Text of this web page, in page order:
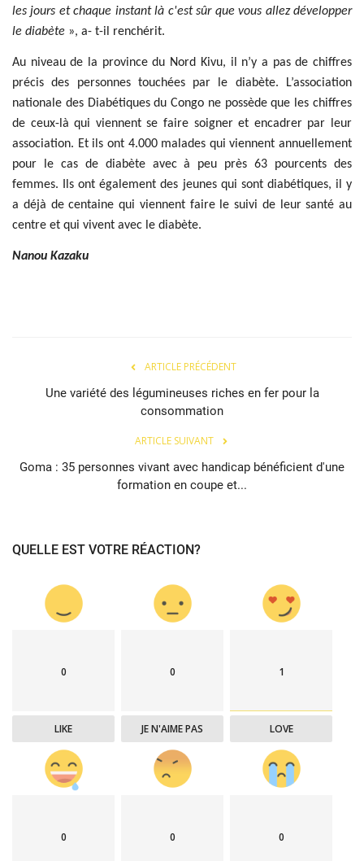
les jours et chaque instant là c'est sûr que vous allez développer
le diabète », a- t-il renchérit.
Au niveau de la province du Nord Kivu, il n’y a pas de chiffres
précis des personnes touchées par le diabète. L’association
nationale des Diabétiques du Congo ne possède que les chiffres
de ceux-là qui viennent se faire soigner et encadrer par leur
association. Et ils ont 4.000 malades qui viennent annuellement
pour le cas de diabète avec à peu près 63 pourcents des
femmes. Ils ont également des jeunes qui sont diabétiques, il y
a déjà de centaine qui viennent faire le suivi de leur santé au
centre et qui vivent avec le diabète.
Nanou Kazaku
ARTICLE PRÉCÉDENT
Une variété des légumineuses riches en fer pour la
consommation
ARTICLE SUIVANT
Goma : 35 personnes vivant avec handicap bénéficient d'une
formation en coupe et...
QUELLE EST VOTRE RÉACTION?
0
LIKE
0
JE N'AIME PAS
1
LOVE
0 0 0